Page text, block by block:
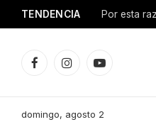
TENDENCIA
FacebookInstagramYouTube
domingo, agosto 2